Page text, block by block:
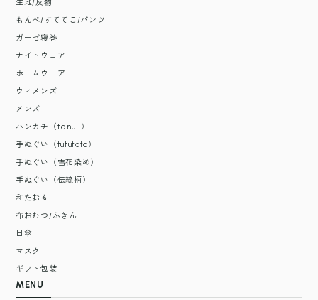
生地/反物
もんぺ/すててこ/パンツ
ガーゼ寝巻
ナイトウェア
ホームウェア
ウィメンズ
メンズ
ハンカチ（tenu...）
手ぬぐい（tututata）
手ぬぐい（雪花染め）
手ぬぐい（伝統柄）
和たおる
布おむつ/ふきん
日傘
マスク
ギフト包装
MENU